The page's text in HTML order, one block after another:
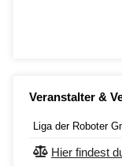
Veranstalter &
Liga der Roboter
Hier findest